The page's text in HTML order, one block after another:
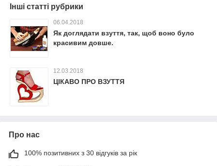
Інші статті рубрики
06.04.2018
Як доглядати взуття, так, щоб воно було
красивим довше.
12.03.2018
ЦІКАВО ПРО ВЗУТТЯ
Про нас
100% позитивних з 30 відгуків за рік